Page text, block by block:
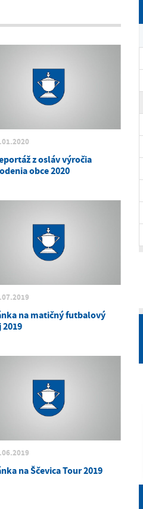
z osláv výročia
obce 2020
na matičný futbalový
na Ščevica Tour 2019